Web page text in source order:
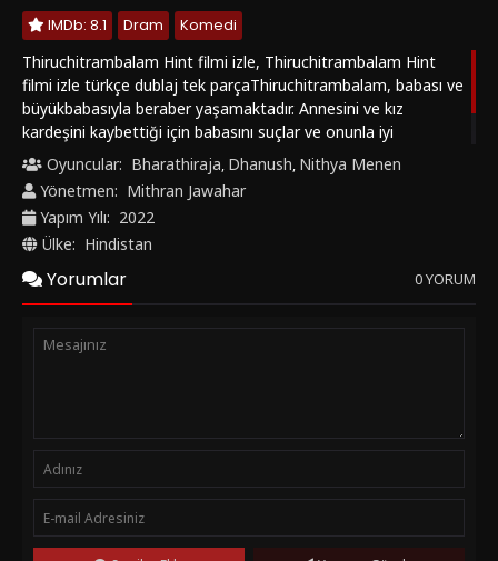
Sinema
Modu
IMDb: 8.1 Dram
Komedi
Thiruchitrambalam Hint filmi izle, Thiruchitrambalam Hint
filmi izle türkçe dublaj tek parçaThiruchitrambalam, babası ve
büyükbabasıyla beraber yaşamaktadır. Annesini ve kız
kardeşini kaybettiği için babasını suçlar ve onunla iyi
geçinemez. Bu arada aşk hayatı da iyi gitmemektedir...
https://hintfilmizle.vip/ keyifli seyirler diler.
Oyuncular: Bharathiraja, Dhanush, Nithya Menen
Yönetmen: Mithran Jawahar
Yapım Yılı: 2022
Ülke: Hindistan
Yorumlar 0 YORUM